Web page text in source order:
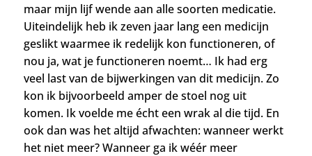
maar mijn lijf wende aan alle soorten medicatie.
Uiteindelijk heb ik zeven jaar lang een medicijn
geslikt waarmee ik redelijk kon functioneren, of
nou ja, wat je functioneren noemt… Ik had erg
veel last van de bijwerkingen van dit medicijn. Zo
kon ik bijvoorbeeld amper de stoel nog uit
komen. Ik voelde me écht een wrak al die tijd. En
ook dan was het altijd afwachten: wanneer werkt
het niet meer? Wanneer ga ik wéér meer